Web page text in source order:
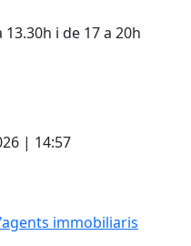
i de 17 a 20h
| 14:57
immobiliaris